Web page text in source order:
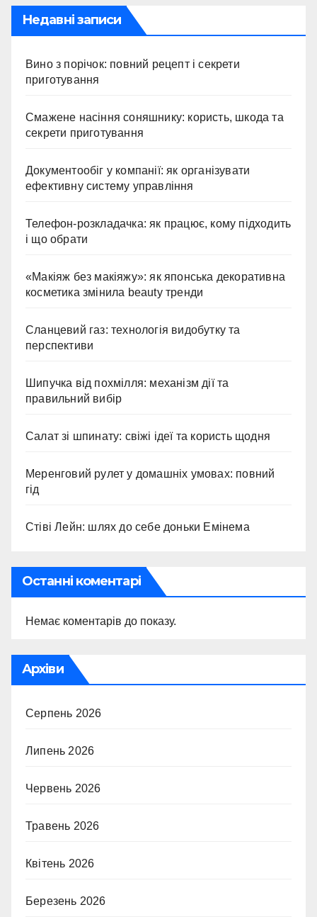
Недавні записи
Вино з порічок: повний рецепт і секрети
приготування
Смажене насіння соняшнику: користь, шкода та
секрети приготування
Документообіг у компанії: як організувати
ефективну систему управління
Телефон-розкладачка: як працює, кому підходить
і що обрати
«Макіяж без макіяжу»: як японська декоративна
косметика змінила beauty тренди
Сланцевий газ: технологія видобутку та
перспективи
Шипучка від похмілля: механізм дії та
правильний вибір
Салат зі шпинату: свіжі ідеї та користь щодня
Меренговий рулет у домашніх умовах: повний
гід
Стіві Лейн: шлях до себе доньки Емінема
Останні коментарі
Немає коментарів до показу.
Архіви
Серпень 2026
Липень 2026
Червень 2026
Травень 2026
Квітень 2026
Березень 2026